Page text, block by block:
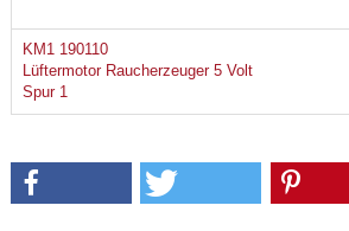
KM1 190110
Lüftermotor Raucherzeuger 5 Volt
Spur 1